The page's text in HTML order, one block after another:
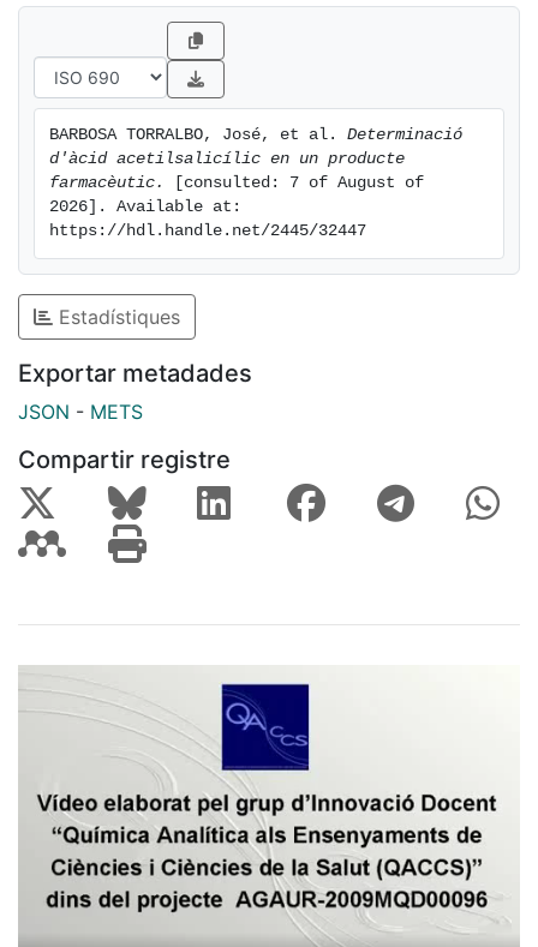
BARBOSA TORRALBO, José, et al. Determinació
d'àcid acetilsalicílic en un producte
farmacèutic.
[consulted: 7 of August of
2026]. Available at:
https://hdl.handle.net/2445/32447
Estadístiques
Exportar metadades
JSON - METS
Compartir registre